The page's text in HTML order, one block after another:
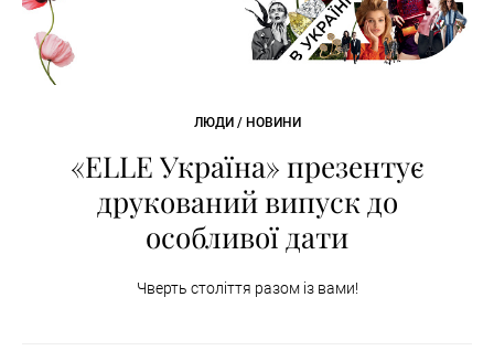
ЛЮДИ / НОВИНИ
«ELLE Україна» презентує
друкований випуск до
особливої дати
Чверть століття разом із вами!